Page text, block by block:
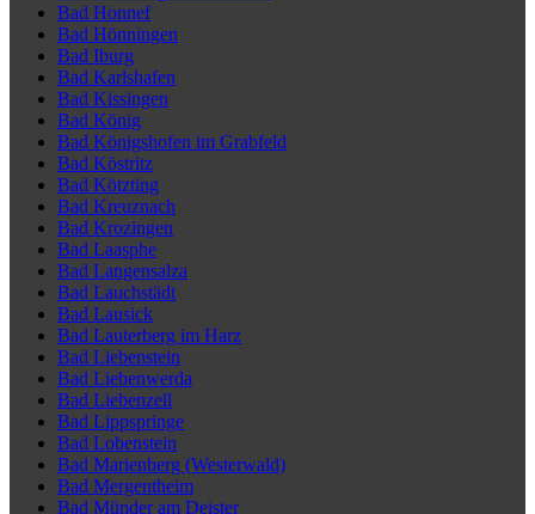
Bad Honnef
Bad Hönningen
Bad Iburg
Bad Karlshafen
Bad Kissingen
Bad König
Bad Königshofen im Grabfeld
Bad Köstritz
Bad Kötzting
Bad Kreuznach
Bad Krozingen
Bad Laasphe
Bad Langensalza
Bad Lauchstädt
Bad Lausick
Bad Lauterberg im Harz
Bad Liebenstein
Bad Liebenwerda
Bad Liebenzell
Bad Lippspringe
Bad Lobenstein
Bad Marienberg (Westerwald)
Bad Mergentheim
Bad Münder am Deister